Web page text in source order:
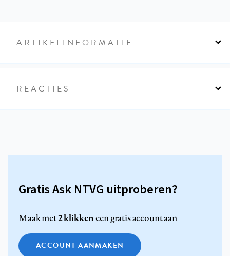
ARTIKELINFORMATIE
REACTIES
Gratis Ask NTVG uitproberen?
Maak met2 klikkeneen gratis account aan
ACCOUNT AANMAKEN